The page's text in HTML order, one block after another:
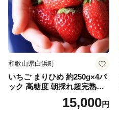
和歌山県白浜町
いちご まりひめ 約250g×4パ
ック 高糖度 朝採れ超完熟ま
りひめ 1月以降発送分
15,000円